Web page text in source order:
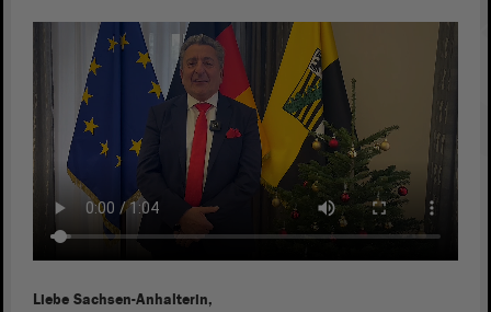
Liebe Sachsen-Anhalterin,